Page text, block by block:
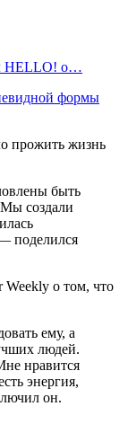
HELLO! о…
формы
прожить жизнь
быть
создали
поделился
Weekly о том, что
ему, а
людей.
нравится
энергия,
он.